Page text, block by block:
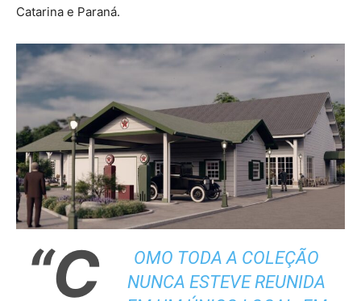
Catarina e Paraná.
“C
OMO TODA A COLEÇÃO
NUNCA ESTEVE REUNIDA